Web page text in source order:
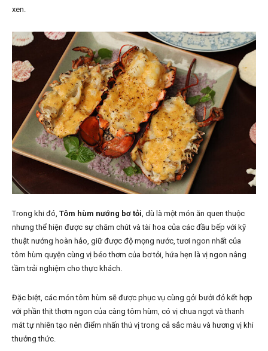
xen.
Trong khi đó, Tôm hùm nướng bơ tỏi, dù là một món ăn quen thuộc
nhưng thể hiện được sự chăm chút và tài hoa của các đầu bếp với kỹ
thuật nướng hoàn hảo, giữ được độ mọng nước, tươi ngon nhất của
tôm hùm quyện cùng vị béo thơm của bơ tỏi, hứa hẹn là vị ngon nâng
tầm trải nghiệm cho thực khách.
Đặc biệt, các món tôm hùm sẽ được phục vụ cùng gỏi bưởi đỏ kết hợp
với phần thịt thơm ngon của càng tôm hùm, có vị chua ngọt và thanh
mát tự nhiên tạo nên điểm nhấn thú vị trong cả sắc màu và hương vị khi
thưởng thức.